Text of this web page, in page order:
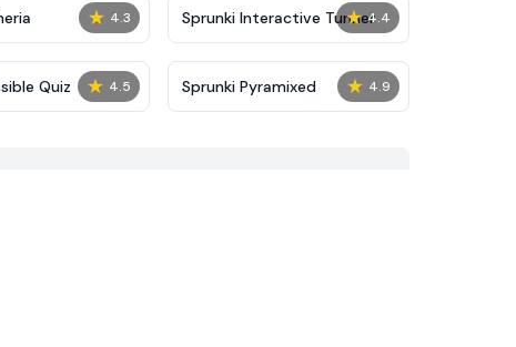
★ 4.3 ★ 4.4
Sprunki Interactive Tunner
★ 4.5
Quiz ★ 4.9
Sprunki Pyramixed